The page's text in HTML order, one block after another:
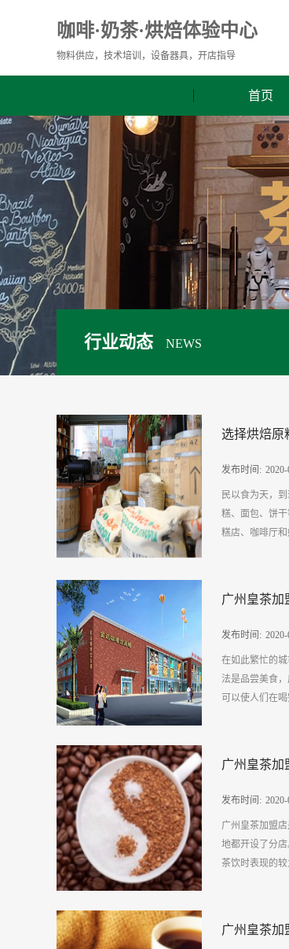
咖啡·奶茶·烘焙体验中心
物料供应，技术培训，设备器具，开店指导
首页
行业动态 NEWS
选择烘焙原
民以食为天，
糕、面包、饼
糕店、咖啡厅
型和口感除了
息息相关，因
供应方面烘焙
赞的烘焙美食
原料，因此选
因此在选择烘
种问题双方都
发布时间: 2020-
广州皇茶加
在如此繁忙的
法是品尝美食
可以使人们在
加盟店在培训
规定好然后让
加盟店在选材
的购买工作以
制作出的茶饮
客户在被服务
发布时间: 2020-
广州皇茶加
广州皇茶加盟
地都开设了分
茶饮时表现的
造口味优良的
发布时间: 2020-
广州皇茶加